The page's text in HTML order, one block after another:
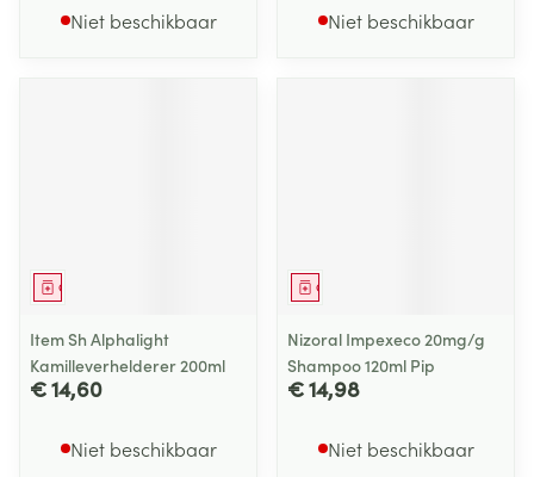
Niet beschikbaar Niet beschikbaar
Geneesmiddel
Item Sh Alphalight
Kamilleverhelderer 200ml
€ 14,60
Niet beschikbaar
Geneesmiddel
Nizoral Impexeco 20mg/g
Shampoo 120ml Pip
€ 14,98
Niet beschikbaar